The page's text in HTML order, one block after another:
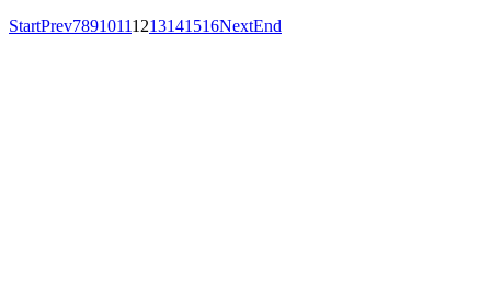
StartPrev78910111213141516NextEnd